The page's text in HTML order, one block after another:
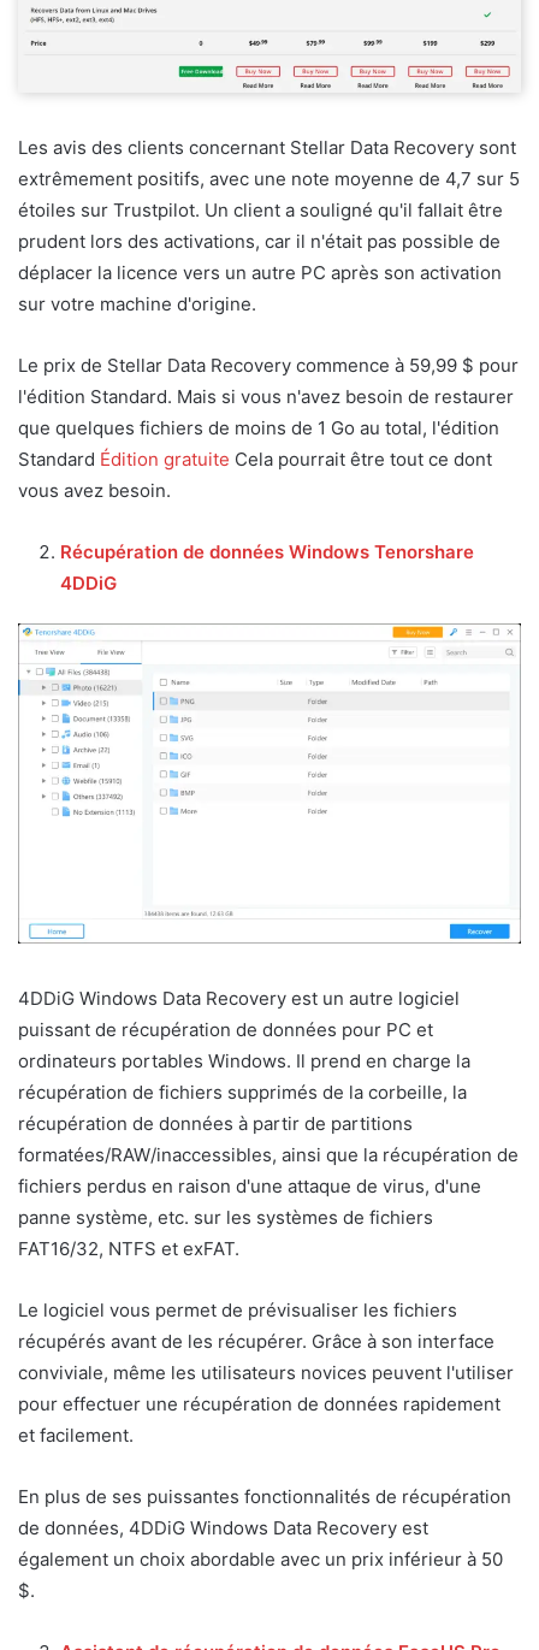
Les avis des clients concernant Stellar Data Recovery sont
extrêmement positifs, avec une note moyenne de 4,7 sur 5
étoiles sur Trustpilot. Un client a souligné qu'il fallait être
prudent lors des activations, car il n'était pas possible de
déplacer la licence vers un autre PC après son activation
sur votre machine d'origine.
Le prix de Stellar Data Recovery commence à 59,99 $ pour
l'édition Standard. Mais si vous n'avez besoin de restaurer
que quelques fichiers de moins de 1 Go au total, l'édition
Standard Édition gratuite Cela pourrait être tout ce dont
vous avez besoin.
Récupération de données Windows Tenorshare
4DDiG
4DDiG Windows Data Recovery est un autre logiciel
puissant de récupération de données pour PC et
ordinateurs portables Windows. Il prend en charge la
récupération de fichiers supprimés de la corbeille, la
récupération de données à partir de partitions
formatées/RAW/inaccessibles, ainsi que la récupération de
fichiers perdus en raison d'une attaque de virus, d'une
panne système, etc. sur les systèmes de fichiers
FAT16/32, NTFS et exFAT.
Le logiciel vous permet de prévisualiser les fichiers
récupérés avant de les récupérer. Grâce à son interface
conviviale, même les utilisateurs novices peuvent l'utiliser
pour effectuer une récupération de données rapidement
et facilement.
En plus de ses puissantes fonctionnalités de récupération
de données, 4DDiG Windows Data Recovery est
également un choix abordable avec un prix inférieur à 50
$.